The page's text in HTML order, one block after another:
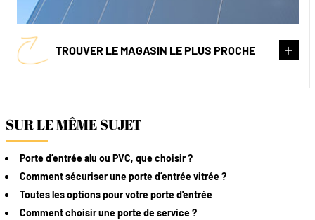
TROUVER LE MAGASIN LE PLUS PROCHE
SUR LE MÊME SUJET
Porte d’entrée alu ou PVC, que choisir ?
Comment sécuriser une porte d’entrée vitrée ?
Toutes les options pour votre porte d'entrée
Comment choisir une porte de service ?